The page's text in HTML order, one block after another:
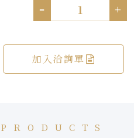
- +
加入洽詢單